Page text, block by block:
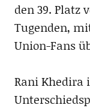
den 39. Platz
Tugenden,
Union-Fans
Rani Khedira